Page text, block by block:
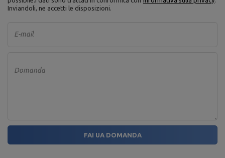
Inviandoli, ne accetti le disposizioni.
E-mail
Domanda
FAI UA DOMANDA